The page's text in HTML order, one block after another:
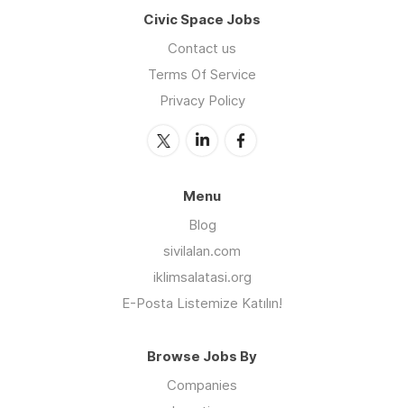
Civic Space Jobs
Contact us
Terms Of Service
Privacy Policy
Menu
Blog
sivilalan.com
iklimsalatasi.org
E-Posta Listemize Katılın!
Browse Jobs By
Companies